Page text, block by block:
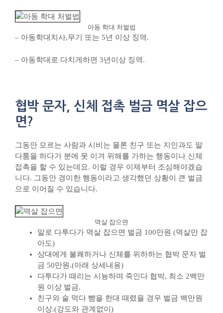
아동 학대 처벌법
– 아동학대치사,무기 또는 5년 이상 징역.
– 아동학대로 다치게하면 3년이상 징역.
협박 문자, 신체 접촉 벌금 멱살 잡으
면?
그동안 모르는 사람과 시비는 물론 친구 또는 지인과도 말
다툼을 하다가 분에 못 이겨 위해를 가하는 행동이나 신체
접촉을 할 수 있는데요. 이럴 경우 이제부터 조심해야겠습
니다. 그동안 경미한 행동이라고 생각했던 상황이 큰 벌금
으로 이어질 수 있습니다.
멱살 잡으면
말로 다투다가 멱살 잡으면 벌금 100만원 (멱살만 잡
아도)
상대에게 불쾌하거나 신체를 위하하는 협박 문자 벌
금 50만원.(아래 상세내용)
다투다가 때리는 시늉하며 죽인다 협박, 최소 2백만
원 이상 벌금.
친구와 술 먹다 뺨을 한대 때렸을 경우 벌금 백만원
이상.(강도와 관계없이)